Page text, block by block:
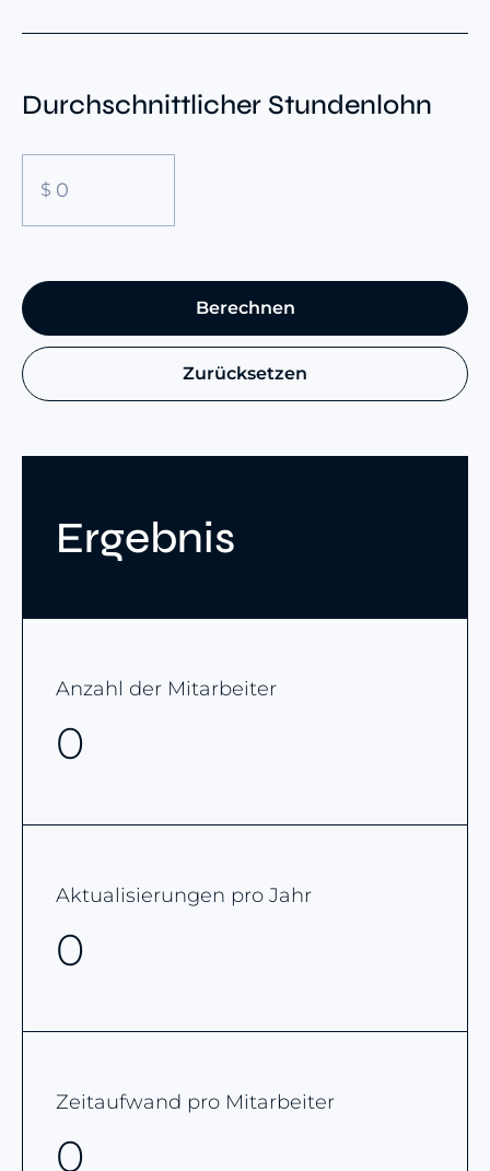
Durchschnittlicher Stundenlohn
Berechnen
Zurücksetzen
Ergebnis
Anzahl der Mitarbeiter
0
Aktualisierungen pro Jahr
0
Zeitaufwand pro Mitarbeiter
0